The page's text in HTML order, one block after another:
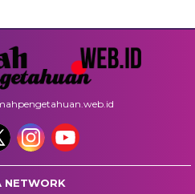
NETWORK